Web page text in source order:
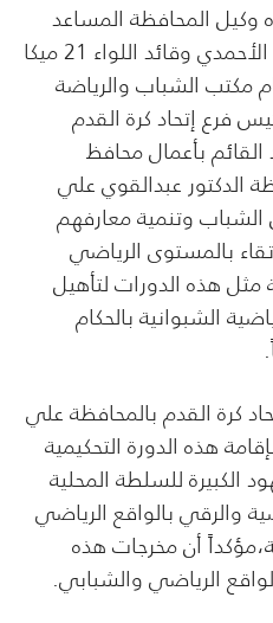
المحافظة المساعد
مشرف قطاع الشباب سالم الأحمدي وقائد اللواء 21 ميكا
مكتب الشباب والرياضة
فرع إتحاد كرة القدم
بأعمال محافظ
الدكتور عبدالقوي علي
الشباب وتنمية معارفهم
بالمستوى الرياضي
هذه الدورات لتأهيل
الشبوانية بالحكام
كرة القدم بالمحافظة علي
هذه الدورة التحكيمية
الكبيرة للسلطة المحلية
والرقي بالواقع الرياضي
أن مخرجات هذه
الرياضي والشبابي.